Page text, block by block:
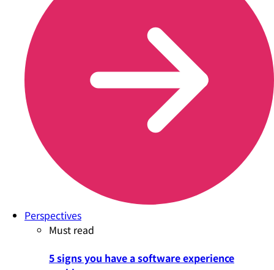
Perspectives
Must read
5 signs you have a software experience